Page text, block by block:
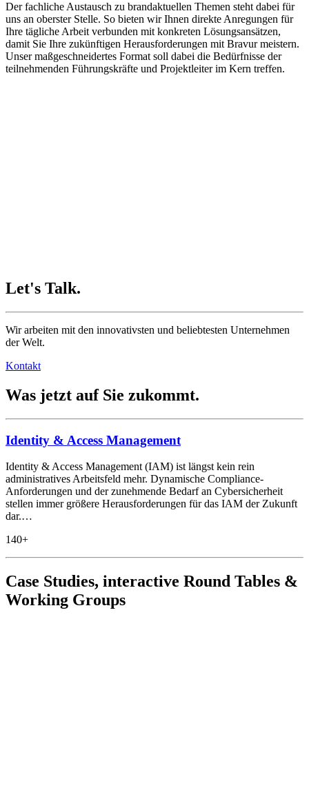
Der fachliche Austausch zu brandaktuellen Themen steht dabei für
uns an oberster Stelle. So bieten wir Ihnen direkte Anregungen für
Ihre tägliche Arbeit verbunden mit konkreten Lösungsansätzen,
damit Sie Ihre zukünftigen Herausforderungen mit Bravur meistern.
Unser maßgeschneidertes Format soll dabei die Bedürfnisse der
teilnehmenden Führungskräfte und Projektleiter im Kern treffen.
Let's Talk.
Wir arbeiten mit den innovativsten und beliebtesten Unternehmen
der Welt.
Kontakt
Was jetzt auf Sie zukommt.
Identity & Access Management
Identity & Access Management (IAM) ist längst kein rein
administratives Arbeitsfeld mehr. Dynamische Compliance-
Anforderungen und der zunehmende Bedarf an Cybersicherheit
stellen immer größere Herausforderungen für das IAM der Zukunft
dar.…
140+
Case Studies, interactive Round Tables &
Working Groups